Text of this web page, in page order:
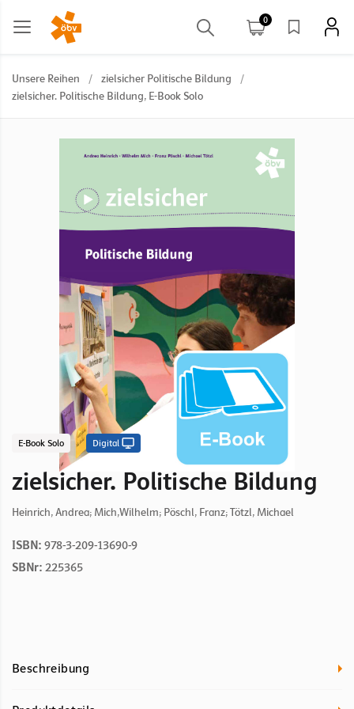
0
Unsere Reihen / zielsicher Politische Bildung
/
zielsicher. Politische Bildung, E-Book Solo
E-Book Solo Digital
zielsicher. Politische Bildung
Heinrich, Andrea; Mich,Wilhelm; Pöschl, Franz; Tötzl, Michael
ISBN: 978-3-209-13690-9
SBNr: 225365
Beschreibung